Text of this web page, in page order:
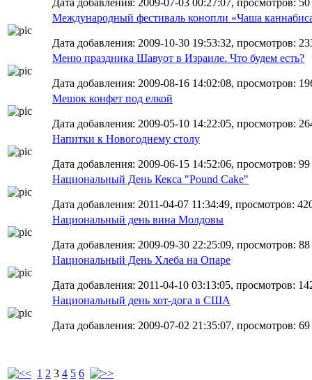
Дата добавления: 2009-07-03 00:27:07, просмотров: 50
Международный фестиваль конопли «Чаша
Дата добавления: 2009-10-30 19:53:32, просмотров:
Меню праздника Шавуот в Израиле. Что будем есть?
Дата добавления: 2009-08-16 14:02:08, просмотров:
Мешок конфет под елкой
Дата добавления: 2009-05-10 14:22:05, просмотров:
Напитки к Новогоднему столу
Дата добавления: 2009-06-15 14:52:06, просмотров: 99
Национальный День Кекса "Pound Cake"
Дата добавления: 2011-04-07 11:34:49, просмотров:
Национальный день вина Молдовы
Дата добавления: 2009-09-30 22:25:09, просмотров: 88
Национальный День Хлеба на Опаре
Дата добавления: 2011-04-10 03:13:05, просмотров:
Национальный день хот-дога в США
Дата добавления: 2009-07-02 21:35:07, просмотров: 69
1 2 3 4 5 6